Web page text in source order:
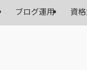
ブログ運用 資